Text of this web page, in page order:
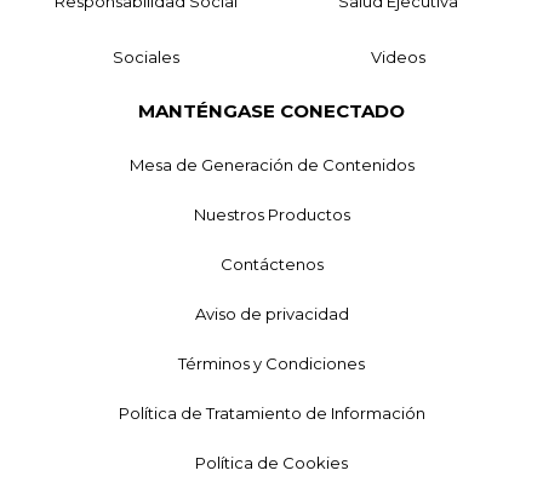
Sociales Videos
MANTÉNGASE CONECTADO
Mesa de Generación de Contenidos
Nuestros Productos
Contáctenos
Aviso de privacidad
Términos y Condiciones
Política de Tratamiento de Información
Política de Cookies